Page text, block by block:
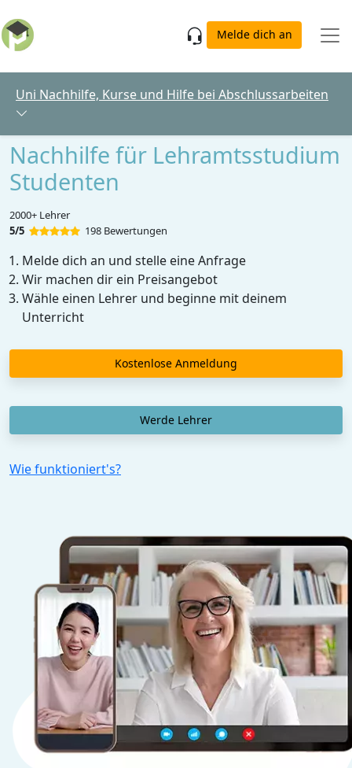
Melde dich an
Uni Nachhilfe, Kurse und Hilfe bei Abschlussarbeiten
Nachhilfe für Lehramtsstudium
Studenten
2000+ Lehrer
5/5
198 Bewertungen
Melde dich an und stelle eine Anfrage
Wir machen dir ein Preisangebot
Wähle einen Lehrer und beginne mit deinem
Unterricht
Kostenlose Anmeldung
Werde Lehrer
Wie funktioniert's?